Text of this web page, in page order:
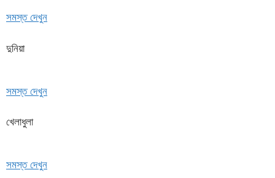
সমস্ত দেখুন
দুনিয়া
সমস্ত দেখুন
খেলাধুলা
সমস্ত দেখুন